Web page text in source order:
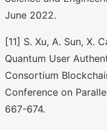
June 2022.
[11] S. Xu, A. Sun, X.
Quantum User
Consortium
Conference on
667-674.